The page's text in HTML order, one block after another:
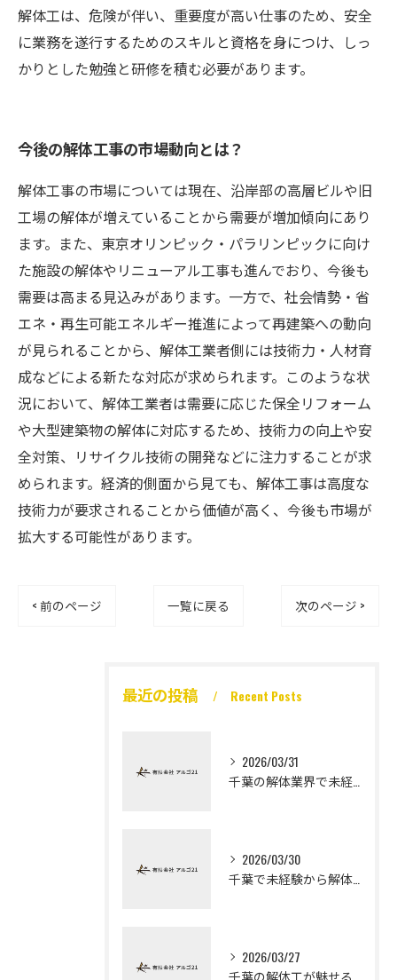
解体工は、危険が伴い、重要度が高い仕事のため、安全
に業務を遂行するためのスキルと資格を身につけ、しっ
かりとした勉強と研修を積む必要があります。
今後の解体工事の市場動向とは？
解体工事の市場については現在、沿岸部の高層ビルや旧
工場の解体が増えていることから需要が増加傾向にあり
ます。また、東京オリンピック・パラリンピックに向け
た施設の解体やリニューアル工事も進んでおり、今後も
需要は高まる見込みがあります。一方で、社会情勢・省
エネ・再生可能エネルギー推進によって再建築への動向
が見られることから、解体工業者側には技術力・人材育
成などによる新たな対応が求められます。このような状
況において、解体工業者は需要に応じた保全リフォーム
や大型建築物の解体に対応するため、技術力の向上や安
全対策、リサイクル技術の開発などに注力することが求
められます。経済的側面から見ても、解体工事は高度な
技術力が要求されることから価値が高く、今後も市場が
拡大する可能性があります。
< 前のページ 一覧に戻る 次のページ >
最近の投稿 Recent Posts
2026/03/31
2026/03/30
2026/03/27